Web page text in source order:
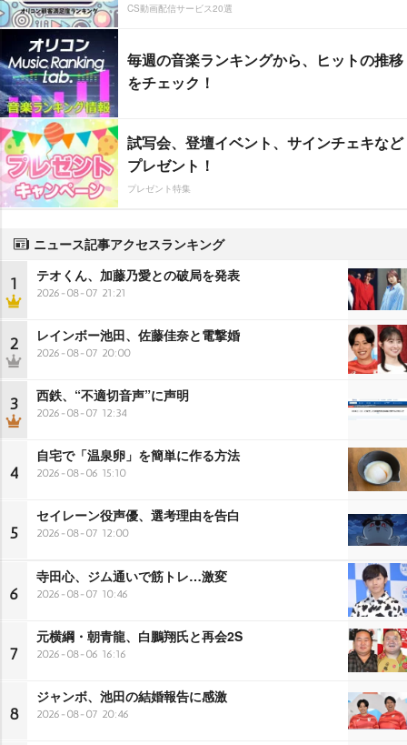
CS動画配信サービス20選
毎週の音楽ランキングから、ヒットの推移
をチェック！
試写会、登壇イベント、サインチェキなど
プレゼント！
プレゼント特集
ニュース記事アクセスランキング
1 テオくん、加藤乃愛との破局を発表
2026-08-07 21:21
2 レインボー池田、佐藤佳奈と電撃婚
2026-08-07 20:00
3 西鉄、“不適切音声”に声明
2026-08-07 12:34
4
自宅で「温泉卵」を簡単に作る方法
2026-08-06 15:10
5
セイレーン役声優、選考理由を告白
2026-08-07 12:00
6
寺田心、ジム通いで筋トレ…激変
2026-08-07 10:46
7
元横綱・朝青龍、白鵬翔氏と再会2S
2026-08-06 16:16
8
ジャンボ、池田の結婚報告に感激
2026-08-07 20:46